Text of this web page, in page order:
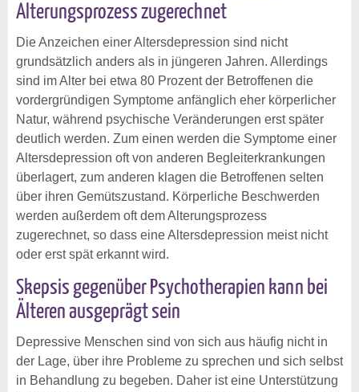
Alterungsprozess zugerechnet
Die Anzeichen einer Altersdepression sind nicht
grundsätzlich anders als in jüngeren Jahren. Allerdings
sind im Alter bei etwa 80 Prozent der Betroffenen die
vordergründigen Symptome anfänglich eher körperlicher
Natur, während psychische Veränderungen erst später
deutlich werden. Zum einen werden die Symptome einer
Altersdepression oft von anderen Begleiterkrankungen
überlagert, zum anderen klagen die Betroffenen selten
über ihren Gemütszustand. Körperliche Beschwerden
werden außerdem oft dem Alterungsprozess
zugerechnet, so dass eine Altersdepression meist nicht
oder erst spät erkannt wird.
Skepsis gegenüber Psychotherapien kann bei
Älteren ausgeprägt sein
Depressive Menschen sind von sich aus häufig nicht in
der Lage, über ihre Probleme zu sprechen und sich selbst
in Behandlung zu begeben. Daher ist eine Unterstützung